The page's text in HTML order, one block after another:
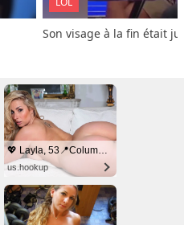
Son visage à la fin était